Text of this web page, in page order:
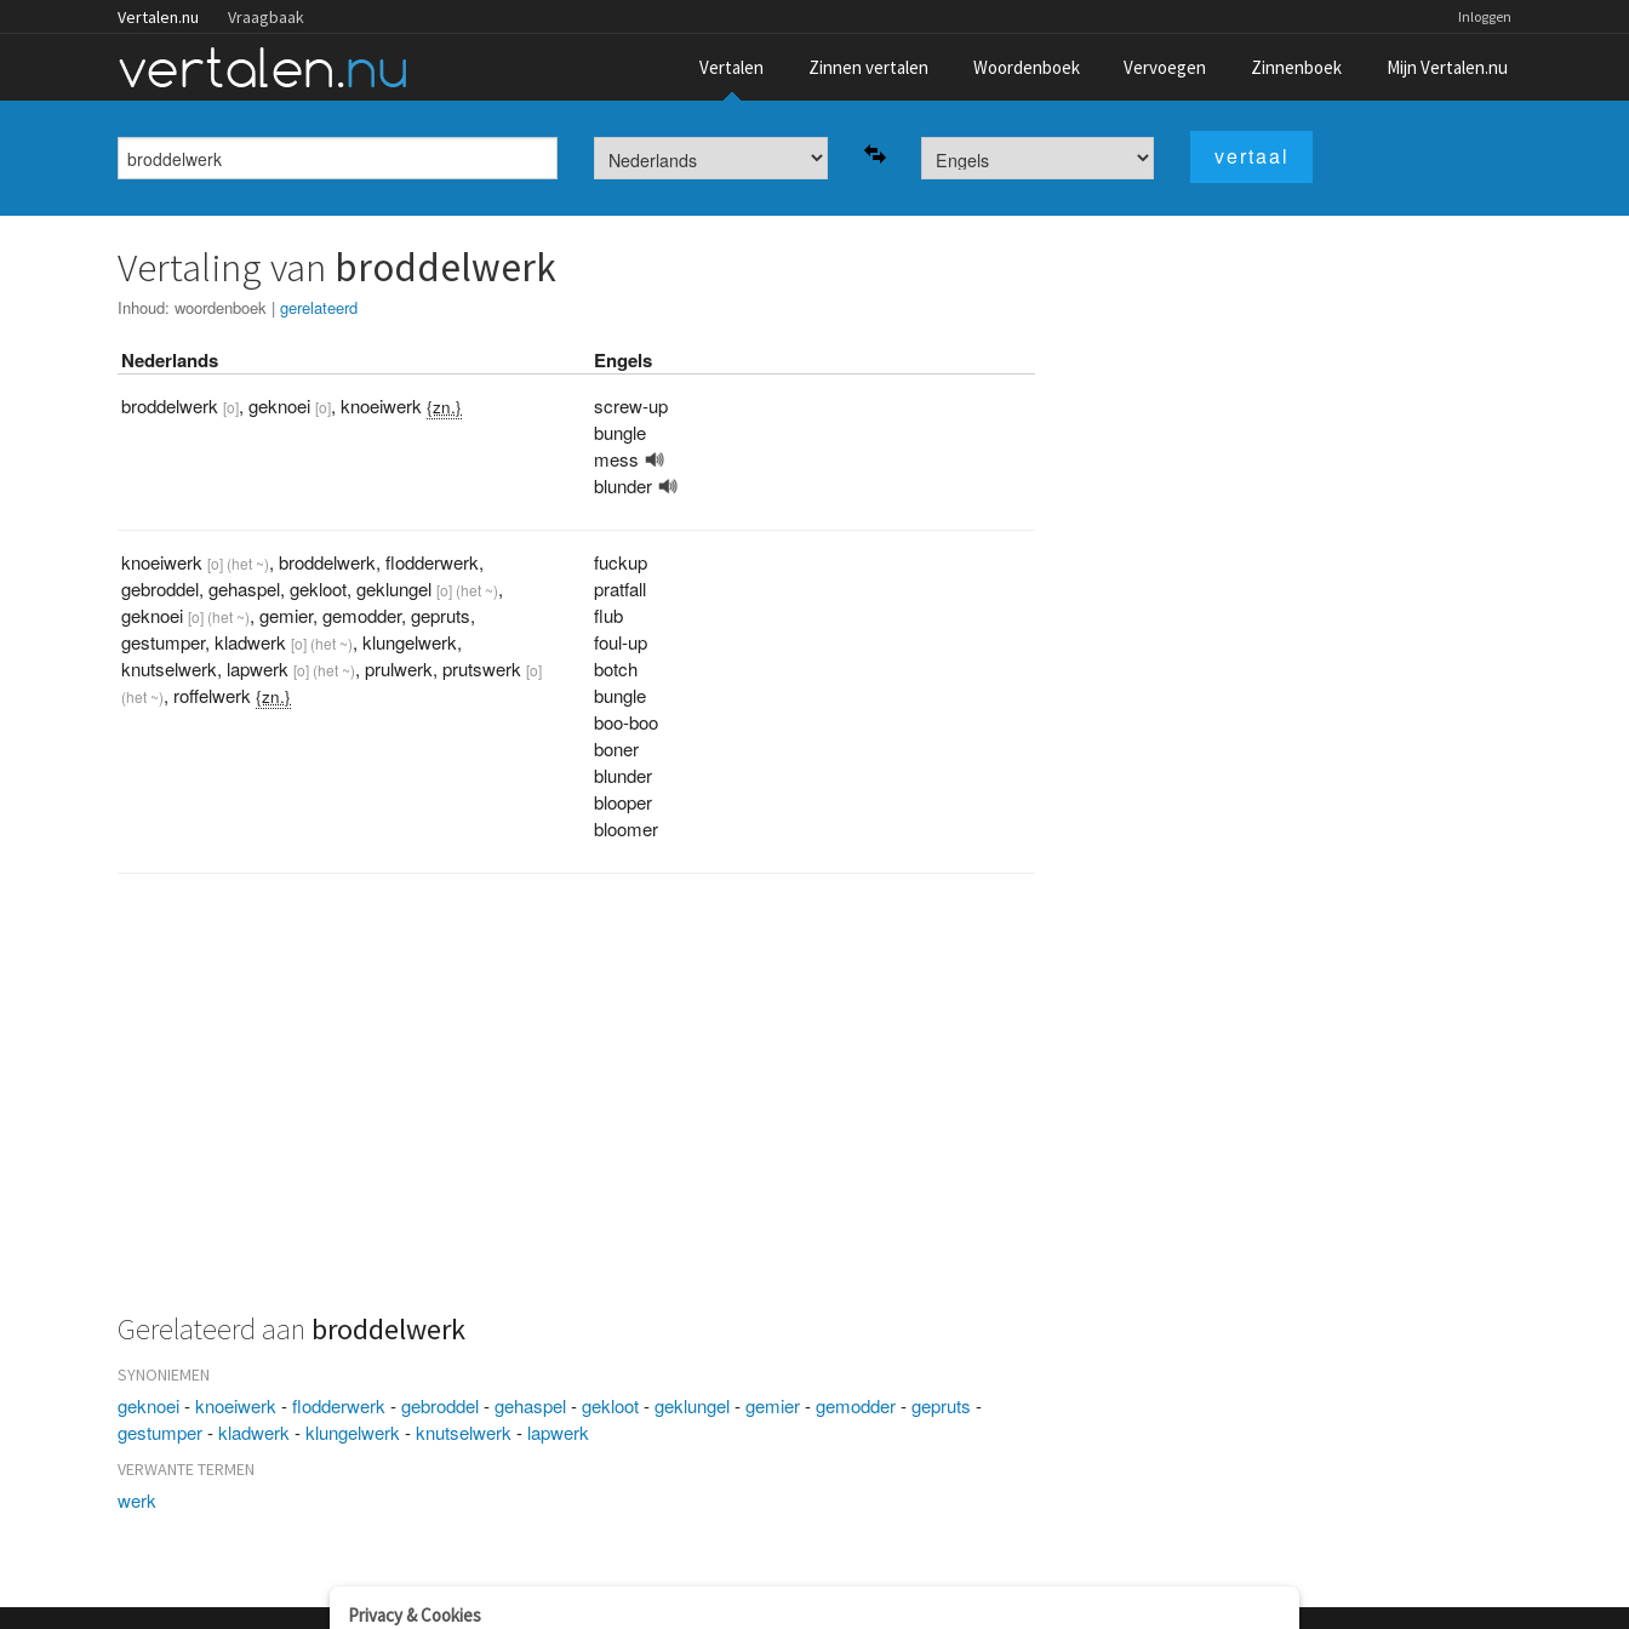
Vertalen.nu Vraagbaak Inloggen
Vertalen Zinnen vertalen Woordenboek Vervoegen Zinnenboek Mijn Vertalen.nu
Vertaling van broddelwerk
Inhoud:woordenboek |gerelateerd
Nederlands Engels
broddelwerk [o],geknoei [o],knoeiwerk {zn.}
screw-up
bungle
mess
blunder
knoeiwerk [o] (het ~),broddelwerk,flodderwerk,
gebroddel,gehaspel,gekloot,geklungel [o] (het ~),
geknoei [o] (het ~),gemier,gemodder,gepruts,
gestumper,kladwerk [o] (het ~),klungelwerk,
knutselwerk, lapwerk [o] (het ~),prulwerk,prutswerk [o]
(het ~), roffelwerk {zn.}
fuckup
pratfall
flub
foul-up
botch
bungle
boo-boo
boner
blunder
blooper
bloomer
Gerelateerd aan broddelwerk
SYNONIEMEN
geknoei-knoeiwerk -flodderwerk -gebroddel-gehaspel-gekloot-geklungel-gemier-gemodder-gepruts -
gestumper-kladwerk -klungelwerk -knutselwerk - lapwerk
VERWANTE TERMEN
werk
Privacy & Cookies